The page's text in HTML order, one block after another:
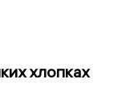
хлопках